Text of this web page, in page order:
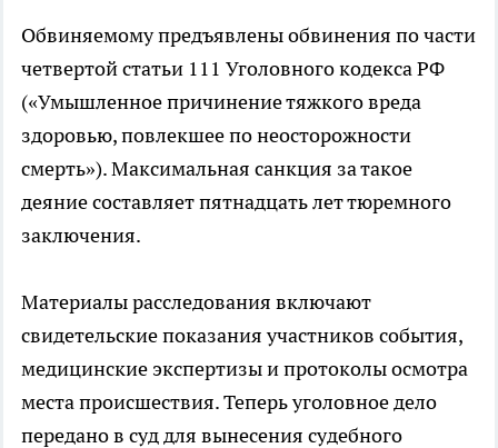
Обвиняемому предъявлены обвинения по части
четвертой статьи 111 Уголовного кодекса РФ
(«Умышленное причинение тяжкого вреда
здоровью, повлекшее по неосторожности
смерть»). Максимальная санкция за такое
деяние составляет пятнадцать лет тюремного
заключения.
Материалы расследования включают
свидетельские показания участников события,
медицинские экспертизы и протоколы осмотра
места происшествия. Теперь уголовное дело
передано в суд для вынесения судебного